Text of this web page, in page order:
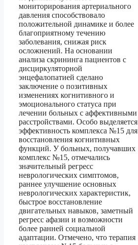
мониторирования артериального
давления способствовало
положительной динамике и более
благоприятному течению
заболевания, снижая риск
осложнений. На основании
анализа скрининга пациентов с
дисциркуляторной
энцефалопатией сделано
заключение о позитивных
изменениях когнитивного и
эмоционального статуса при
лечении больных с аффективными
расстройствами. Особо выделяется
эффективность комплекса №15 для
восстановления когнитивных
функций. У больных, получавших
комплекс №15, отмечались
значительный регресс
неврологических симптомов,
раннее улучшение основных
неврологических характеристик,
быстрое восстановление
двигательных навыков, заметный
регресс афазии и возможности
более ранней социальной
адаптации. Отмечено, что терапия